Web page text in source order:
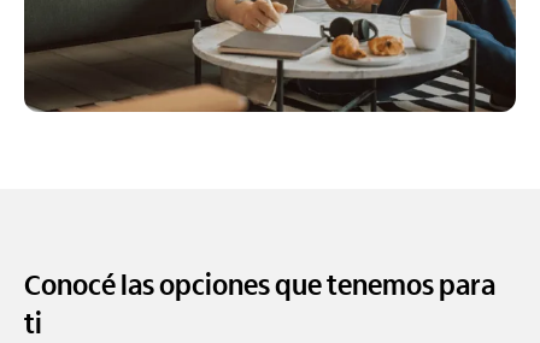
Conocé las opciones que tenemos para
ti